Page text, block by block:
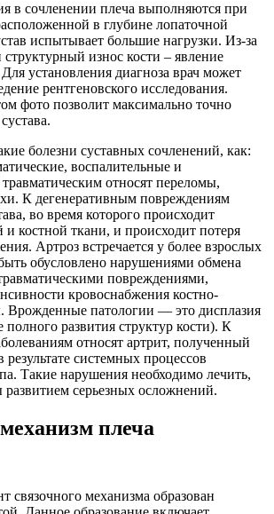
в сочленении плеча выполняются при
в глубине лопаточной
испытывает большие нагрузки. Из-за
структурный износ кости – явление
Для установления диагноза врач может
рентгеновского исследования.
фото позволит максимально точно
болезни суставных сочленений, как:
воспалительные и
относят переломы,
К дегенеративным повреждениям
во время которого происходит
костной ткани, и происходит потеря
Артроз встречается у более взрослых
обусловлено нарушениями обмена
повреждениями,
кровоснабжения костно-
Врожденные патологии — это дисплазия
полного развития структур кости). К
относят артрит, полученный
системных процессов
Такие нарушения необходимо лечить,
развитием серьезных осложнений.
плеча
связочного механизма образован